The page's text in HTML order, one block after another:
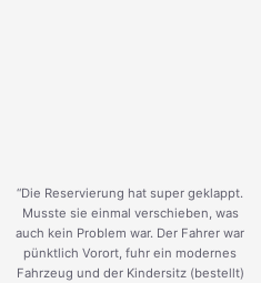
“Die Reservierung hat super geklappt.
Musste sie einmal verschieben, was
auch kein Problem war. Der Fahrer war
pünktlich Vorort, fuhr ein modernes
Fahrzeug und der Kindersitz (bestellt)